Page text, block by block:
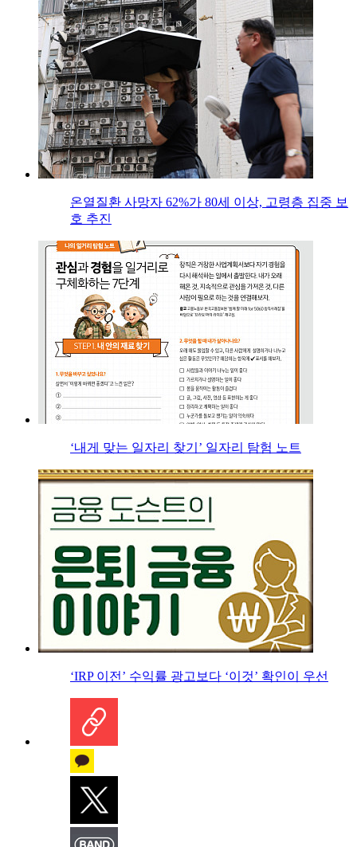
온열질환 사망자 62%가 80세 이상, 고령층 집중 보
호 추진
‘내게 맞는 일자리 찾기’ 일자리 탐험 노트
‘IRP 이전’ 수익률 광고보다 ‘이것’ 확인이 우선